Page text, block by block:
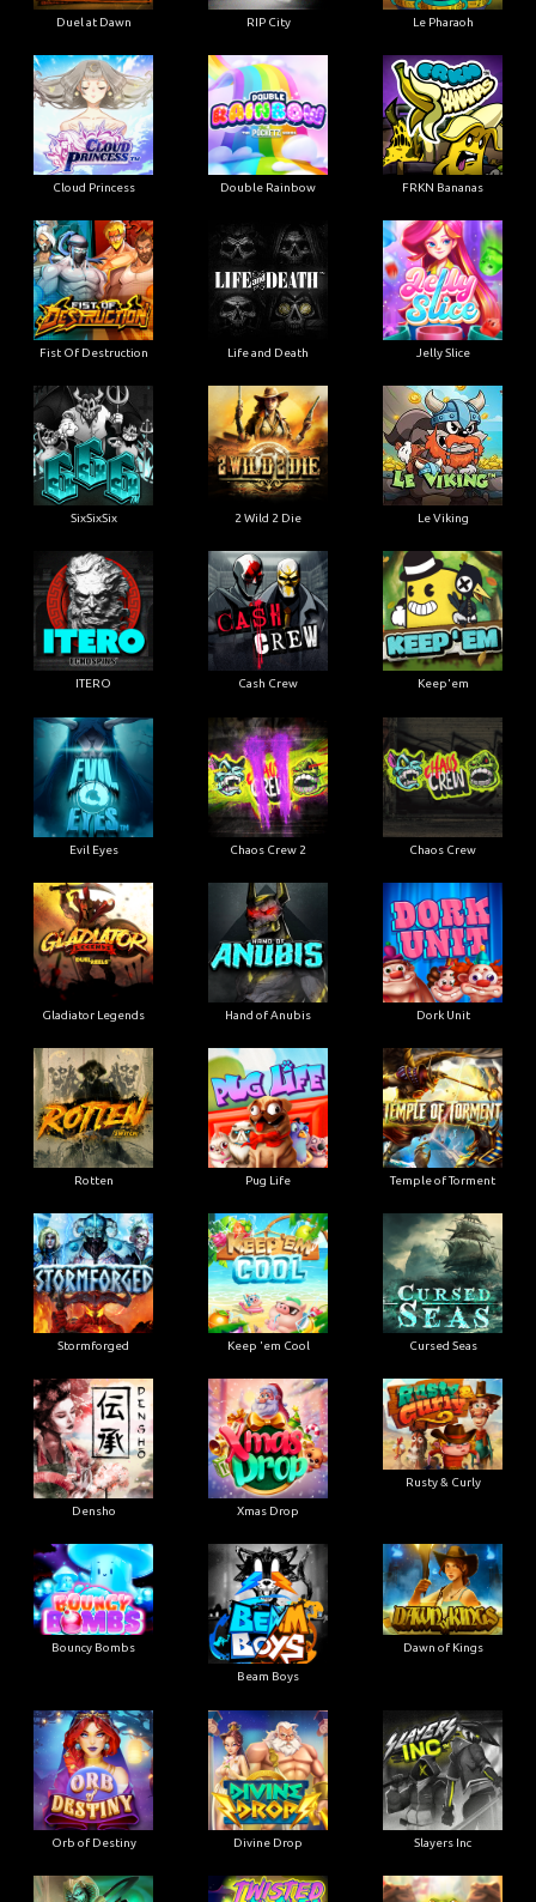
Duel at Dawn RIP City Le Pharaoh
Cloud Princess Double Rainbow FRKN Bananas
Fist Of Destruction Life and Death Jelly Slice
SixSixSix 2 Wild 2 Die Le Viking
ITERO Cash Crew Keep'em
Evil Eyes Chaos Crew 2 Chaos Crew
Gladiator Legends Hand of Anubis Dork Unit
Rotten Pug Life Temple of Torment
Stormforged Keep 'em Cool Cursed Seas
Densho Xmas Drop
Rusty & Curly
Bouncy Bombs
Beam Boys
Dawn of Kings
Orb of Destiny Divine Drop Slayers Inc